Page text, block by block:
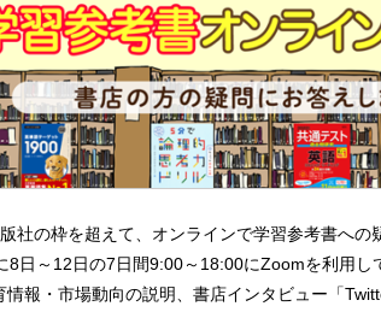
社の枠を超えて、オンラインで学習参考書への
8日～12日の7日間9:00～18:00にZoomを利用
情報・市場動向の説明、書店インタビュー「